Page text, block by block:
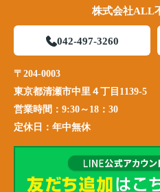
株式会社ALL
042-497-3260
〒204-0003
東京都清瀬市中里４丁目1139-5
営業時間： 9:30～18：30
定休日： 年中無休